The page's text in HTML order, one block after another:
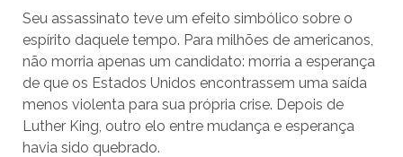
Seu assassinato teve um efeito simbólico sobre o
espírito daquele tempo. Para milhões de americanos,
não morria apenas um candidato: morria a esperança
de que os Estados Unidos encontrassem uma saída
menos violenta para sua própria crise. Depois de
Luther King, outro elo entre mudança e esperança
havia sido quebrado.